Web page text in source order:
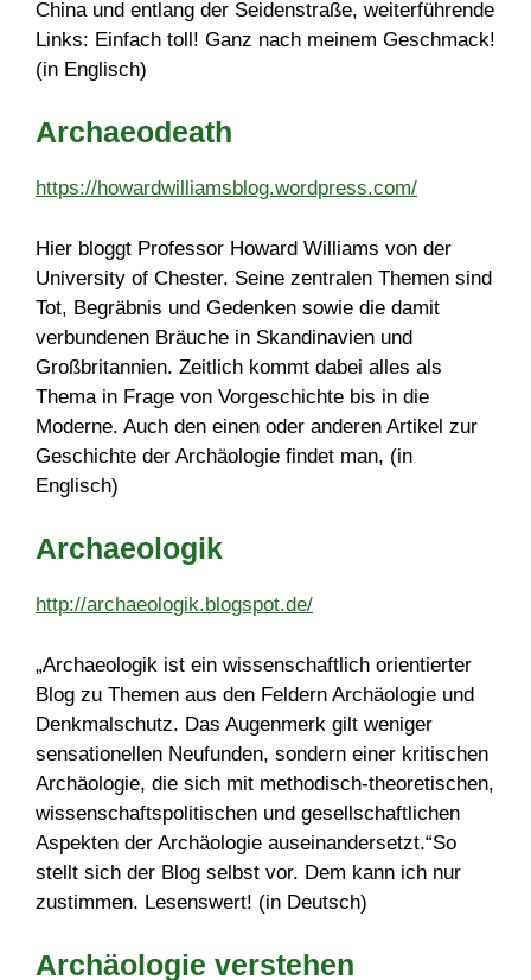
China und entlang der Seidenstraße, weiterführende
Links: Einfach toll! Ganz nach meinem Geschmack!
(in Englisch)
Archaeodeath
https://howardwilliamsblog.wordpress.com/
Hier bloggt Professor Howard Williams von der
University of Chester. Seine zentralen Themen sind
Tot, Begräbnis und Gedenken sowie die damit
verbundenen Bräuche in Skandinavien und
Großbritannien. Zeitlich kommt dabei alles als
Thema in Frage von Vorgeschichte bis in die
Moderne. Auch den einen oder anderen Artikel zur
Geschichte der Archäologie findet man, (in
Englisch)
Archaeologik
http://archaeologik.blogspot.de/
„Archaeologik ist ein wissenschaftlich orientierter
Blog zu Themen aus den Feldern Archäologie und
Denkmalschutz. Das Augenmerk gilt weniger
sensationellen Neufunden, sondern einer kritischen
Archäologie, die sich mit methodisch-theoretischen,
wissenschaftspolitischen und gesellschaftlichen
Aspekten der Archäologie auseinandersetzt.“So
stellt sich der Blog selbst vor. Dem kann ich nur
zustimmen. Lesenswert! (in Deutsch)
Archäologie verstehen